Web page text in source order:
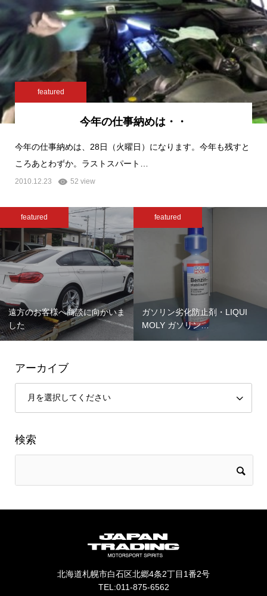
featured
今年の仕事納めは・・
今年の仕事納めは、28日（火曜日）になります。今年も残すと
ころあとわずか。ラストスパート…
2010.12.23 52 view
featured
遠方のお客様へ商談に向かいま
した
featured
ガソリン劣化防止剤・LIQUI
MOLY ガソリン…
アーカイブ
検索
北海道札幌市白石区北郷4条2丁目1番2号
TEL:011-875-6562